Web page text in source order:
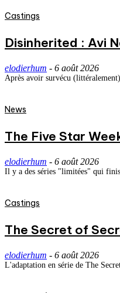
Castings
Disinherited : Avi
elodierhum - 6 août 2026
Après avoir survécu
News
The Five Star
elodierhum - 6 août 2026
Il y a des séries "limitées" qui
Castings
The Secret of
elodierhum - 6 août 2026
L'adaptation en série de The